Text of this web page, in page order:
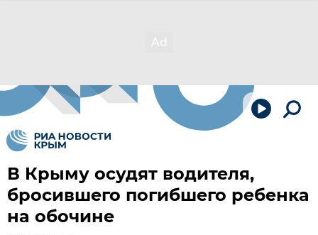
В Крыму осудят водителя,
бросившего погибшего ребенка
на обочине